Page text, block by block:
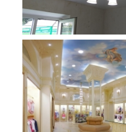
Площадь